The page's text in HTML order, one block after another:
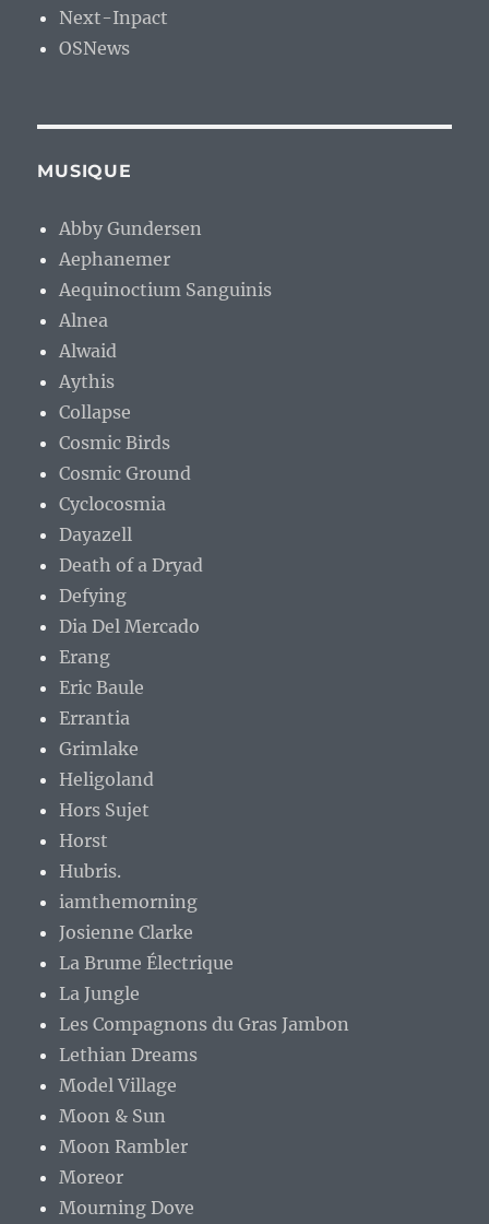
Next-Inpact
OSNews
MUSIQUE
Abby Gundersen
Aephanemer
Aequinoctium Sanguinis
Alnea
Alwaid
Aythis
Collapse
Cosmic Birds
Cosmic Ground
Cyclocosmia
Dayazell
Death of a Dryad
Defying
Dia Del Mercado
Erang
Eric Baule
Errantia
Grimlake
Heligoland
Hors Sujet
Horst
Hubris.
iamthemorning
Josienne Clarke
La Brume Électrique
La Jungle
Les Compagnons du Gras Jambon
Lethian Dreams
Model Village
Moon & Sun
Moon Rambler
Moreor
Mourning Dove